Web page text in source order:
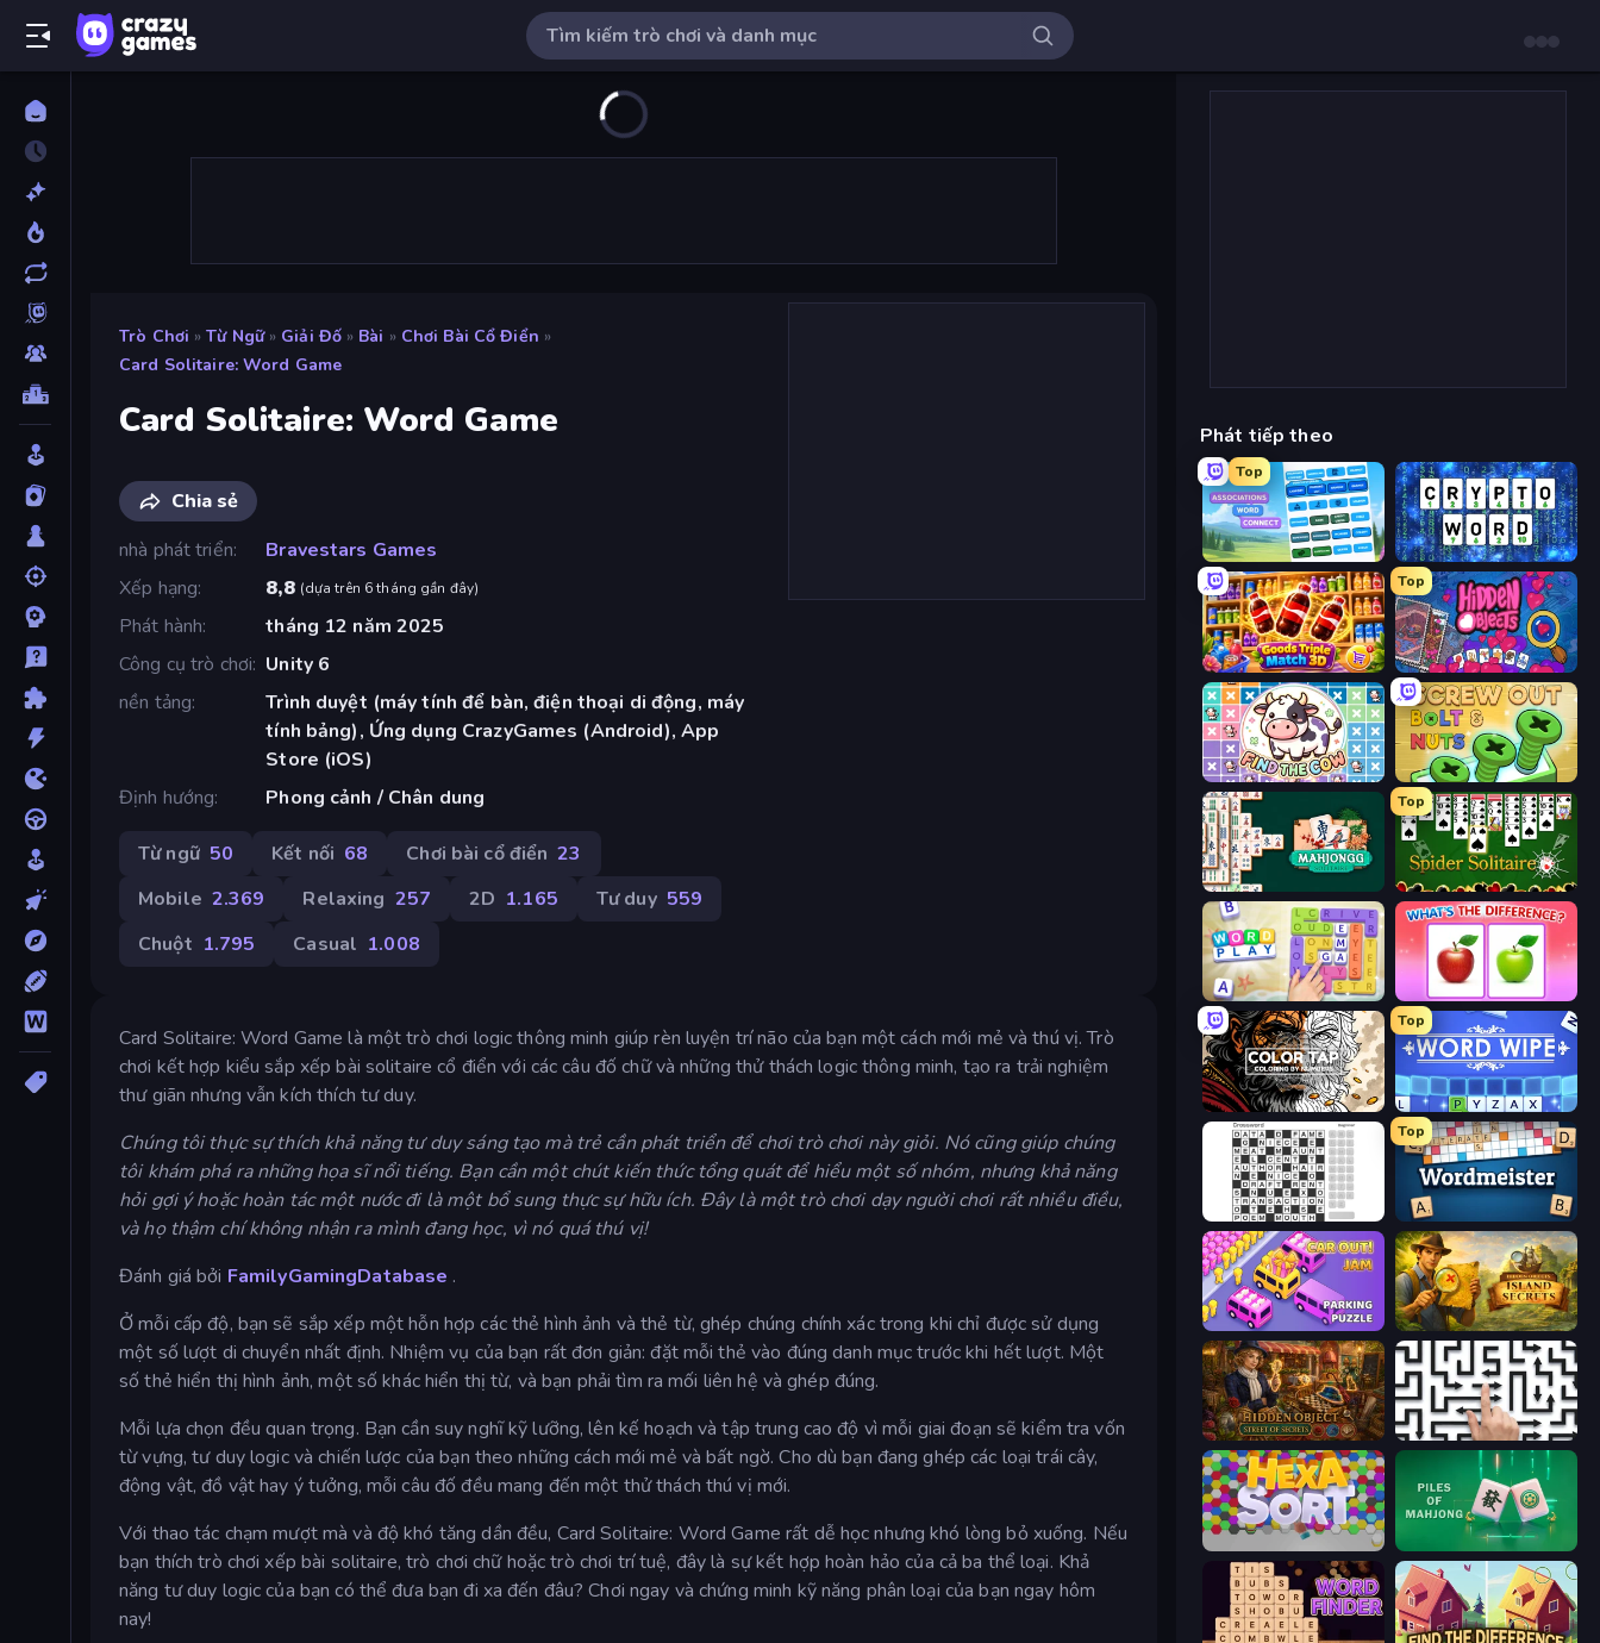
Trò Chơi » Từ Ngữ » Giải Đố » Bài » Chơi Bài Cổ Điển »
Card Solitaire: Word Game
Card Solitaire: Word Game
Chia sẻ
nhà phát triển
Bravestars Games
Xếp hạng
8,8 (dựa trên 6 tháng gần đây)
Phát hành
tháng 12 năm 2025
Công cụ trò chơi Unity 6
nền tảng
Trình duyệt (máy tính để bàn, điện thoại di động, máy
tính bảng), Ứng dụng CrazyGames (Android), App
Store (iOS)
Định hướng
Phong cảnh / Chân dung
Từ ngữ 50 Kết nối 68 Chơi bài cổ điển 23
Mobile 2.369 Relaxing 257 2D 1.165 Tư duy 559
Chuột 1.795 Casual 1.008
Card Solitaire: Word Game là một trò chơi logic thông minh giúp rèn luyện trí não của bạn một cách mới mẻ và thú vị. Trò
chơi kết hợp kiểu sắp xếp bài solitaire cổ điển với các câu đố chữ và những thử thách logic thông minh, tạo ra trải nghiệm
thư giãn nhưng vẫn kích thích tư duy.
Chúng tôi thực sự thích khả năng tư duy sáng tạo mà trẻ cần phát triển để chơi trò chơi này giỏi. Nó cũng giúp chúng
tôi khám phá ra những họa sĩ nổi tiếng. Bạn cần một chút kiến thức tổng quát để hiểu một số nhóm, nhưng khả năng
hỏi gợi ý hoặc hoàn tác một nước đi là một bổ sung thực sự hữu ích. Đây là một trò chơi dạy người chơi rất nhiều điều,
và họ thậm chí không nhận ra mình đang học, vì nó quá thú vị!
Đánh giá bởi FamilyGamingDatabase .
Ở mỗi cấp độ, bạn sẽ sắp xếp một hỗn hợp các thẻ hình ảnh và thẻ từ, ghép chúng chính xác trong khi chỉ được sử dụng
một số lượt di chuyển nhất định. Nhiệm vụ của bạn rất đơn giản: đặt mỗi thẻ vào đúng danh mục trước khi hết lượt. Một
số thẻ hiển thị hình ảnh, một số khác hiển thị từ, và bạn phải tìm ra mối liên hệ và ghép đúng.
Mỗi lựa chọn đều quan trọng. Bạn cần suy nghĩ kỹ lưỡng, lên kế hoạch và tập trung cao độ vì mỗi giai đoạn sẽ kiểm tra vốn
từ vựng, tư duy logic và chiến lược của bạn theo những cách mới mẻ và bất ngờ. Cho dù bạn đang ghép các loại trái cây,
động vật, đồ vật hay ý tưởng, mỗi câu đố đều mang đến một thử thách thú vị mới.
Với thao tác chạm mượt mà và độ khó tăng dần đều, Card Solitaire: Word Game rất dễ học nhưng khó lòng bỏ xuống. Nếu
bạn thích trò chơi xếp bài solitaire, trò chơi chữ hoặc trò chơi trí tuệ, đây là sự kết hợp hoàn hảo của cả ba thể loại. Khả
năng tư duy logic của bạn có thể đưa bạn đi xa đến đâu? Chơi ngay và chứng minh kỹ năng phân loại của bạn ngay hôm
nay!
Phát tiếp theo
Top
Associations - Word Connect Cryptoword
Goods Triple Match 3D
Top
Hidden Objects
Find The Cow Screw Out: Bolts and Nuts
Mahjongg Solitaire
Top
Spider Solitaire
Word Play What's The Difference?
Color Tap: Coloring by Numbers
Top
Word Wipe
Crossword
Top
Wordmeister
Car OUT! Jam Parking Puzzle Hidden Objects: Island Secrets
Hidden Object: Street Of Secrets Arrow Escape: Puzzle
Piles of Mahjong